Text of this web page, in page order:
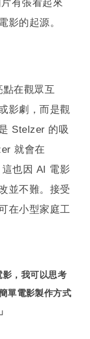
有張看起來
影的起源。
點在觀眾互
影劇，而是觀
Stelzer 的吸
就會在
也因 AI 電影
並不難。接受
在小型家庭工
，我可以思考
單電影製作方式